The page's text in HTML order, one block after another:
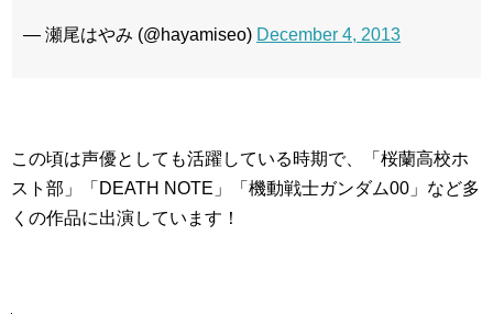
— 瀬尾はやみ (@hayamiseo) December 4, 2013
この頃は声優としても活躍している時期で、「桜蘭高校ホ
スト部」「DEATH NOTE」「機動戦士ガンダム00」など多
くの作品に出演しています！